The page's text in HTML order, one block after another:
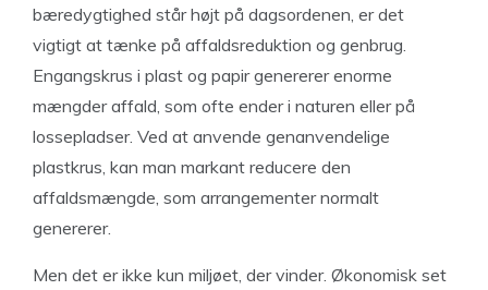
bæredygtighed står højt på dagsordenen, er det
vigtigt at tænke på affaldsreduktion og genbrug.
Engangskrus i plast og papir genererer enorme
mængder affald, som ofte ender i naturen eller på
lossepladser. Ved at anvende genanvendelige
plastkrus, kan man markant reducere den
affaldsmængde, som arrangementer normalt
genererer.
Men det er ikke kun miljøet, der vinder. Økonomisk set